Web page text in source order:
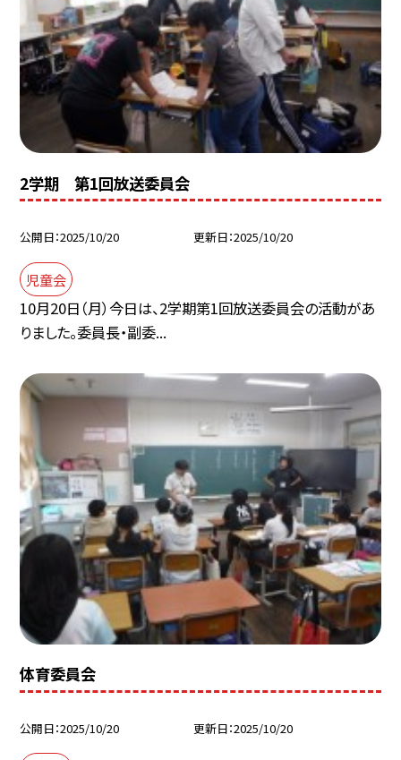
2学期 第1回放送委員会
公開日 2025/10/20 更新日 2025/10/20
児童会
10月20日（月）今日は、2学期第1回放送委員会の活動があ
りました。委員長・副委...
体育委員会
公開日 2025/10/20 更新日 2025/10/20